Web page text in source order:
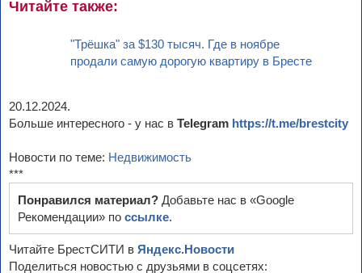
Читайте также:
"Трёшка" за $130 тысяч. Где в ноябре
продали самую дорогую квартиру в Бресте
20.12.2024.
Больше интересного - у нас в Telegram https://t.me/brestcity
Новости по теме: Недвижимость
***
Понравился материал? Добавьте нас в «Google
Рекомендации» по ссылке.
Читайте БрестСИТИ в Яндекс.Новости
Поделиться новостью с друзьями в соцсетях: